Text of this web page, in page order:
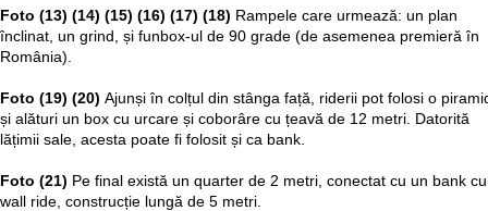
Foto (13) (14) (15) (16) (17) (18) Rampele care urmează: un plan
înclinat, un grind, și funbox-ul de 90 grade (de asemenea premieră în
România).
Foto (19) (20) Ajunși în colțul din stânga față, riderii pot folosi o
și alături un box cu urcare și coborâre cu țeavă de 12 metri. Datorită
lățimii sale, acesta poate fi folosit și ca bank.
Foto (21) Pe final există un quarter de 2 metri, conectat cu un bank cu
wall ride, construcție lungă de 5 metri.